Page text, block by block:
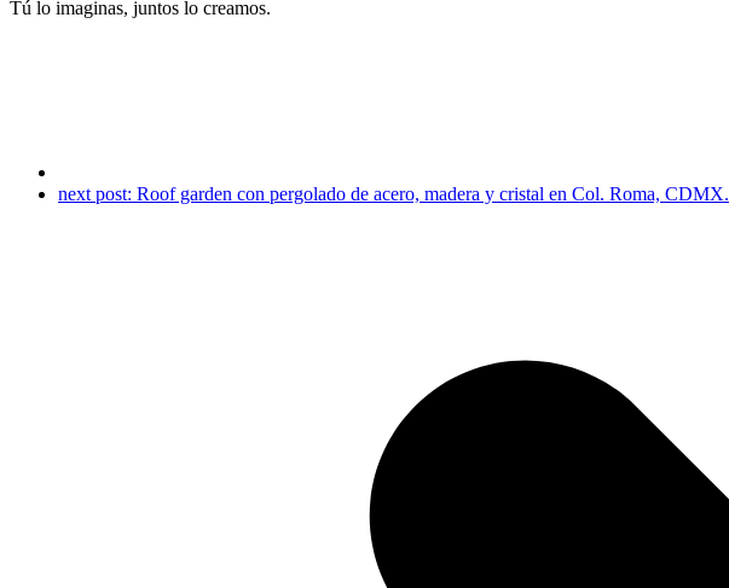
Tú lo imaginas, juntos lo creamos.
next post: Roof garden con pergolado de acero, madera y cristal en Col. Roma, CDMX.